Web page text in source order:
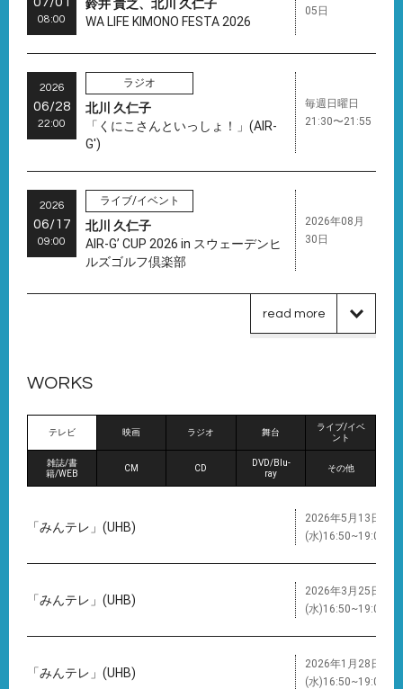
08:00
鈴井 貴之、北川 久仁子
WA LIFE KIMONO FESTA 2026
05日
2026
06/28
22:00
ラジオ
北川 久仁子
「くにこさんといっしょ！」(AIR-
G')
毎週日曜日
21:30〜21:55
2026
06/17
09:00
ライブ/イベント
北川 久仁子
AIR-G’ CUP 2026 in スウェーデンヒ
ルズゴルフ倶楽部
2026年08月
30日
read more
WORKS
テレビ 映画 ラジオ 舞台
ライブ/イベ
ント
雑誌/書
籍/WEB
CM CD
DVD/Blu-
ray
その他
「みんテレ」(UHB)
2026年5月13日
(水)16:50~19:00
「みんテレ」(UHB)
2026年3月25日
(水)16:50~19:00
「みんテレ」(UHB)
2026年1月28日
(水)16:50~19:00